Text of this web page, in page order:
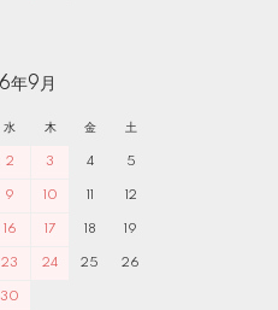
年9月
水 木 金 土
2 3 4 5
9 10 11 12
16 17 18 19
23 24 25 26
30